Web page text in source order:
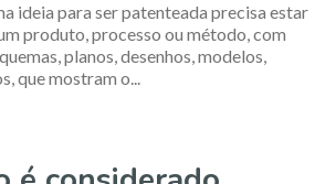
ideia para ser patenteada precisa estar
produto, processo ou método, com
planos, desenhos, modelos,
que mostram o...